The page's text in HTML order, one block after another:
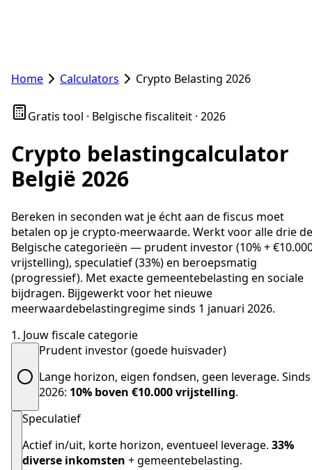
Home Calculators Crypto Belasting 2026
Gratis tool · Belgische fiscaliteit · 2026
Crypto belastingcalculator
België 2026
Bereken in seconden wat je écht aan de fiscus moet
betalen op je crypto-meerwaarde. Werkt voor alle drie de
Belgische categorieën — prudent investor (10% +
vrijstelling), speculatief (33%) en beroepsmatig
(progressief). Met exacte gemeentebelasting en sociale
bijdragen. Bijgewerkt voor het nieuwe
meerwaardebelasting­regime sinds 1 januari 2026.
1. Jouw fiscale categorie
Prudent investor (goede huisvader)
Lange horizon, eigen fondsen, geen leverage. Sinds
2026: 10% boven €10.000 vrijstelling.
Speculatief
Actief in/uit, korte horizon, eventueel leverage. 33%
diverse inkomsten + gemeentebelasting.